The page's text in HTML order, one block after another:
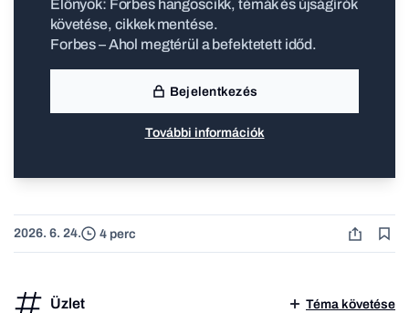
Előnyök: Forbes hangoscikk, témák és újságírók
követése, cikkek mentése.
Forbes – Ahol megtérül a befektetett időd.
Bejelentkezés
További információk
2026. 6. 24. 4 perc
Üzlet Téma követése